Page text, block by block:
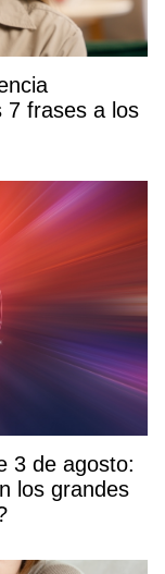
7 frases a los
3 de agosto:
los grandes